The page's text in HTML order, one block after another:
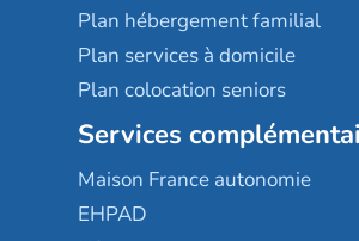
Plan hébergement familial
Plan services à domicile
Plan colocation seniors
Services
Maison France autonomie
EHPAD